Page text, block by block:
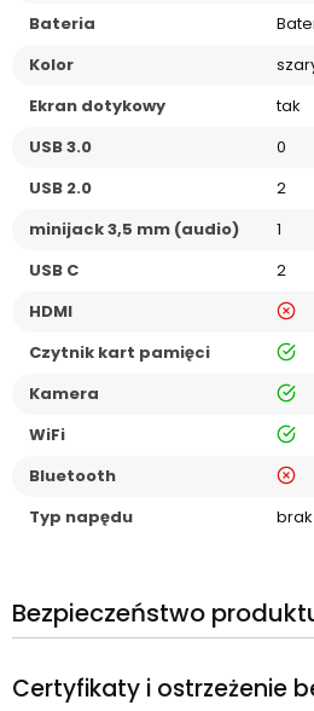
Bateria
Kolor
Ekran dotykowy
tak
USB 3.0
0
USB 2.0
2
minijack 3,5 mm (audio)
1
USB C
2
HDMI
nie
Czytnik kart pamięci
tak
Kamera
tak
WiFi
tak
Bluetooth
nie
Typ napędu
brak
Bezpieczeństwo
Certyfikaty i ostrzeżenie